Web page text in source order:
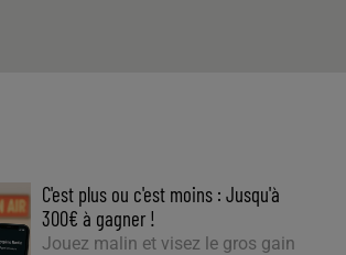
C'est plus ou c'est moins : Jusqu'à
300€ à gagner !
Jouez malin et visez le gros gain